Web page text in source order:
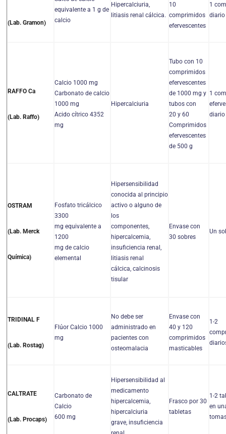
(Lab. Gramon)
equivalente a 1 g de
calcio
Hipercalciuria,
litiasis renal cálcica.
10
comprimidos
efervescentes
1
diario
RAFFO Ca
(Lab. Raffo)
Calcio 1000 mg
Carbonato de calcio
1000 mg
Acido cítrico 4352
mg
Hipercalciuria
Tubo con 10
comprimidos
efervescentes
de 1000 mg y
tubos con
20 y 60
Comprimidos
efervescentes
de 500 g
1
diario
OSTRAM
(Lab. Merck
Química)
Fosfato tricálcico
3300
mg equivalente a
1200
mg de calcio
elemental
Hipersensibilidad
conocida al principio
activo o alguno de
los
componentes,
hipercalcemia,
insuficiencia renal,
litiasis renal
cálcica, calcinosis
tisular
Envase con
30 sobres
Un
TRIDINAL F
(Lab. Rostag)
Flúor Calcio 1000
mg
No debe ser
administrado en
pacientes con
osteomalacia
Envase con
40 y 120
comprimidos
masticables
1-2
CALTRATE
(Lab. Procaps)
Carbonato de
Calcio
600 mg
Hipersensibilidad al
medicamento
hipercalcemia,
hipercalciuria
grave, insuficiencia
Frasco por 30
tabletas
1-2
en